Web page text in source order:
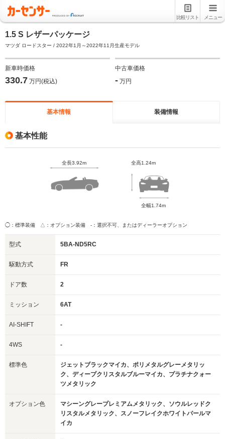
比較リスト メニュー
1.5 S レザーパッケージ
マツダ ロードスター / 2022年1月～2022年11月生産モデル
新車時価格
330.7 万円(税込)
中古車価格
- 万円
基本情報 装備情報
基本性能
全長3.92m 全高1.24m
全幅1.74m
◯：標準装備 △：オプション装備 -：選択不可、またはディーラーオプション
型式 5BA-ND5RC
駆動方式 FR
ドア数 2
ミッション 6AT
AI-SHIFT -
4WS -
標準色
ジェットブラックマイカ、ポリメタルグレーメタリッ
ク、ディープクリスタルブルーマイカ、プラチナクォー
ツメタリック
オプション色
マシーングレープレミアムメタリック、ソウルレッドク
リスタルメタリック、スノーフレイクホワイトパールマ
イカ